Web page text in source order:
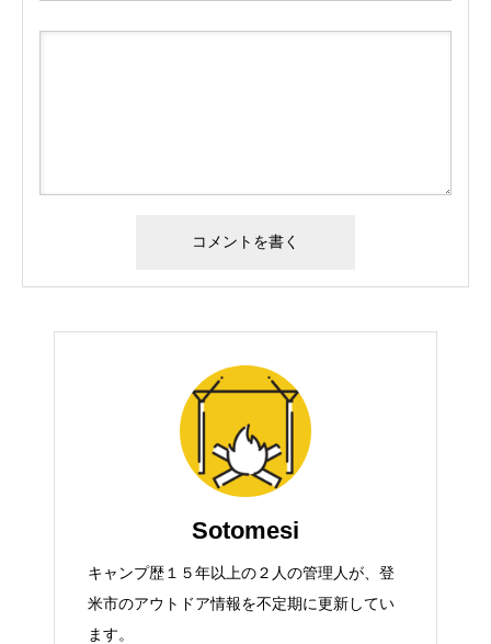
Sotomesi
キャンプ歴１５年以上の２人の管理人が、登
米市のアウトドア情報を不定期に更新してい
ます。